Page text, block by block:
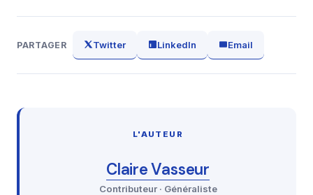
PARTAGER Twitter LinkedIn Email
L'AUTEUR
Claire Vasseur
Contributeur · Généraliste